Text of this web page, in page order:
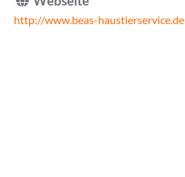
http://www.beas-haustierservice.de